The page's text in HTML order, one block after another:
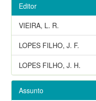
Editor
VIEIRA, L. R.
LOPES FILHO, J. F.
LOPES FILHO, J. H.
Assunto